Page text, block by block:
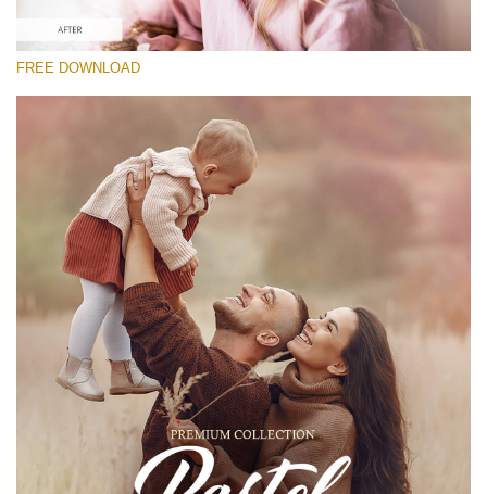
Large 6000*4000px
Sky Boundless
Entire Collection
(1783 Overlays)
Large 6000*4000px
Free download
FREE DOWNLOAD